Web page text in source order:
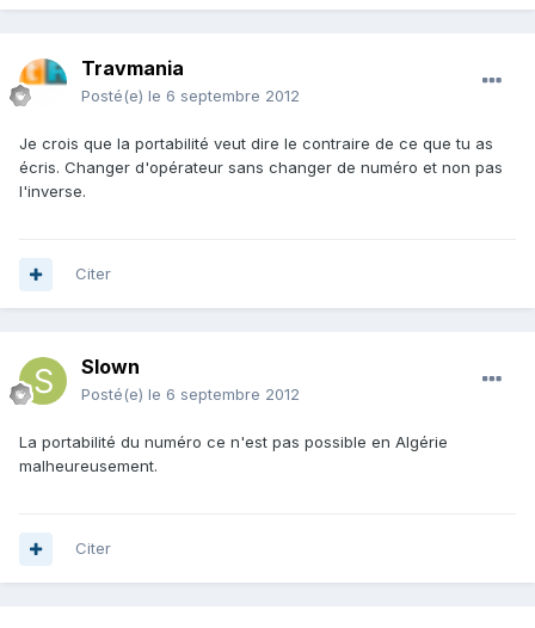
Travmania
Posté(e) le 6 septembre 2012
Je crois que la portabilité veut dire le contraire de ce que tu as
écris. Changer d'opérateur sans changer de numéro et non pas
l'inverse.
Citer
Slown
Posté(e) le 6 septembre 2012
La portabilité du numéro ce n'est pas possible en Algérie
malheureusement.
Citer